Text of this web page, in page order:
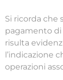
Si ricorda che
pagamento di
risulta
l’indicazione
operazioni